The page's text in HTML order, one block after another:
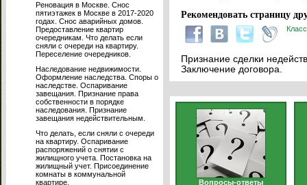
Реновация в Москве. Снос
пятиэтажек в Москве в 2017-2020
годах. Снос аварийных домов.
Предоставление квартир
очередникам. Что делать если
сняли с очереди на квартиру.
Переселение очередников.
Наследование недвижимости.
Оформление наследства. Споры о
наследстве. Оспаривание
завещания. Признание права
собственности в порядке
наследования. Признание
завещания недействительным.
Что делать, если сняли с очереди
на квартиру. Оспаривание
распоряжений о снятии с
жилищного учета. Постановка на
жилищный учет. Присоединение
комнаты в коммунальной
квартире.
Рекомендовать страницу
Признание сделки
Заключение договора.
Вопросы-ответы